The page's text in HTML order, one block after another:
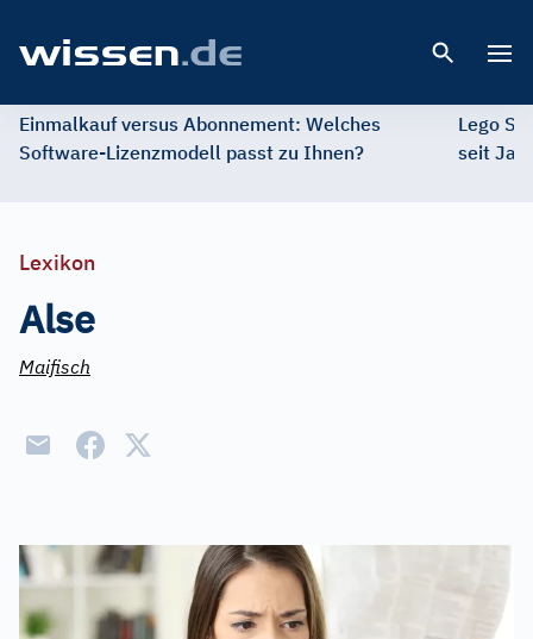
Einmalkauf versus Abonnement: Welches
Software-Lizenzmodell passt zu Ihnen?
Lego
seit
Lexikon
Alse
Maifisch